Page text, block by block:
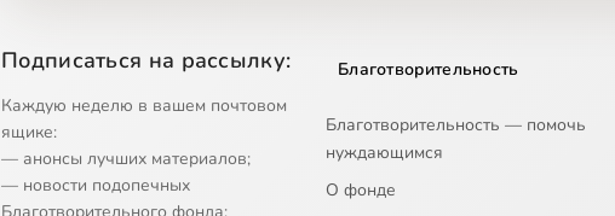
15 Хорошее отношение к котам
16 Рыбы в парадном
17 Отец и сын
Подписаться на рассылку:
Каждую неделю в вашем почтовом
ящике:
— анонсы лучших материалов;
— новости подопечных
Благотворительность
Благотворительность — помочь
нуждающимся
О фонде